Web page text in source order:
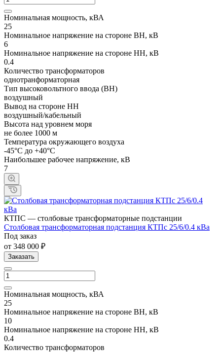
Номинальная мощность, кВА
25
Номинальное напряжение на стороне ВН, кВ
6
Номинальное напряжение на стороне НН, кВ
0.4
Количество трансформаторов
однотранформаторная
Тип высоковольтного ввода (ВН)
воздушный
Вывод на стороне НН
воздушный/кабельный
Высота над уровнем моря
не более 1000 м
Температура окружающего воздуха
-45°С до +40°С
Наибольшее рабочее напряжение, кВ
7
КТПС — столбовые трансформаторные подстанции
Cтолбовая трансформаторная подстанция КТПc 25/6/0.4 кВа
Под заказ
от 348 000 ₽
Заказать
Номинальная мощность, кВА
25
Номинальное напряжение на стороне ВН, кВ
10
Номинальное напряжение на стороне НН, кВ
0.4
Количество трансформаторов